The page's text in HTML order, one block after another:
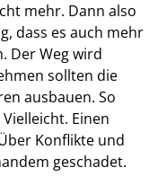
mehr. Dann also
dass es auch mehr
Der Weg wird
sollten die
ausbauen. So
Einen
Konflikte und
geschadet.